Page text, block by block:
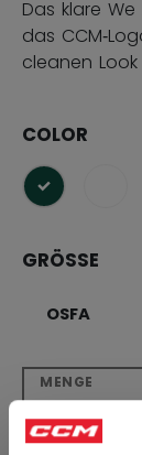
Das klare
das
cleanen
COLOR
ausgewählt
GRÖSSE
OSFA
MENGE